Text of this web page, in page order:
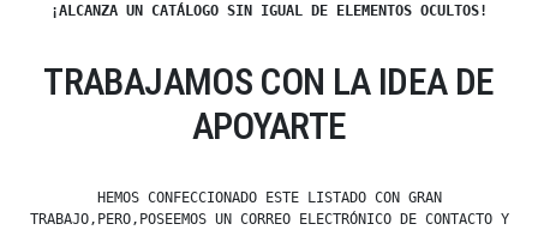
¡ALCANZA UN CATÁLOGO SIN IGUAL DE ELEMENTOS OCULTOS!
TRABAJAMOS CON LA IDEA DE
APOYARTE
HEMOS CONFECCIONADO ESTE LISTADO CON GRAN
TRABAJO,PERO,POSEEMOS UN CORREO ELECTRÓNICO DE CONTACTO Y